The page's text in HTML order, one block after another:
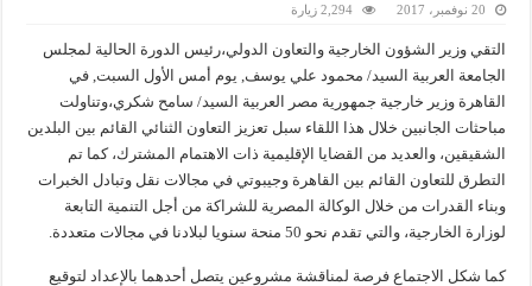
20 نوفمبر، 2017 2,294 زيارة
التقي وزير الشؤون الخارجية والتعاون الدولي،رئيس الدورة الحالية لمجلس
الجامعة العربية السيد/ محمود علي يوسف, يوم أمس الأول السبت, في
القاهرة وزير خارجية جمهورية مصر العربية السيد/ سامح شكري،وتناولت
مباحثات الجانبين خلال هذا اللقاء سبل تعزيز التعاون الثنائي القائم بين البلدين
الشقيقين، والعديد من القضايا الإقليمية ذات الاهتمام المشترك، كما تم
التطرق للتعاون القائم بين القاهرة وجيبوتي في مجالات نقل وتبادل الخبرات
وبناء القدرات من خلال الوكالة المصرية للشراكة من أجل التنمية التابعة
لوزارة الخارجية، والتي تقدم نحو 50 منحة سنويا لبلادنا في مجالات متعددة.
كما شكل الاجتماع فرصة لمناقشة مشروعين يتصل أحدهما بالإعداد لتوقيع